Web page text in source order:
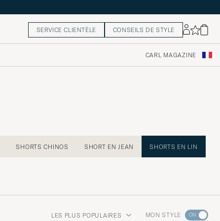
SERVICE CLIENTÈLE CONSEILS DE STYLE
CARL MAGAZINE
SHORTS CHINOS SHORT EN JEAN SHORTS EN LIN
LES PLUS POPULAIRES MON STYLE Rendez-